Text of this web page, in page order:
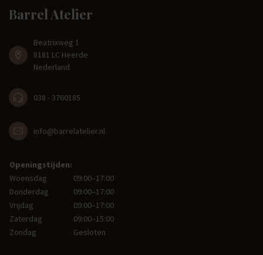
Barrel Atelier
Beatrixweg 1
8181 LC Heerde
Nederland
038 - 3760185
info@barrelatelier.nl
Openingstijden:
Woensdag
09:00–17:00
Donderdag
09:00–17:00
Vrijdag
09:00–17:00
Zaterdag
09:00–15:00
Zondag
Gesloten